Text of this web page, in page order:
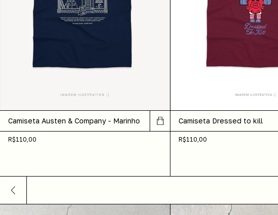
Camiseta Austen & Company - Marinho
R$110,00
Camiseta Dressed to kill
R$110,00